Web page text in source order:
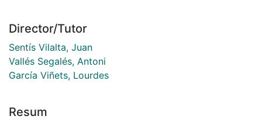
Director/Tutor
Sentís Vilalta, Juan
Vallés Segalés, Antoni
García Viñets, Lourdes
Resum